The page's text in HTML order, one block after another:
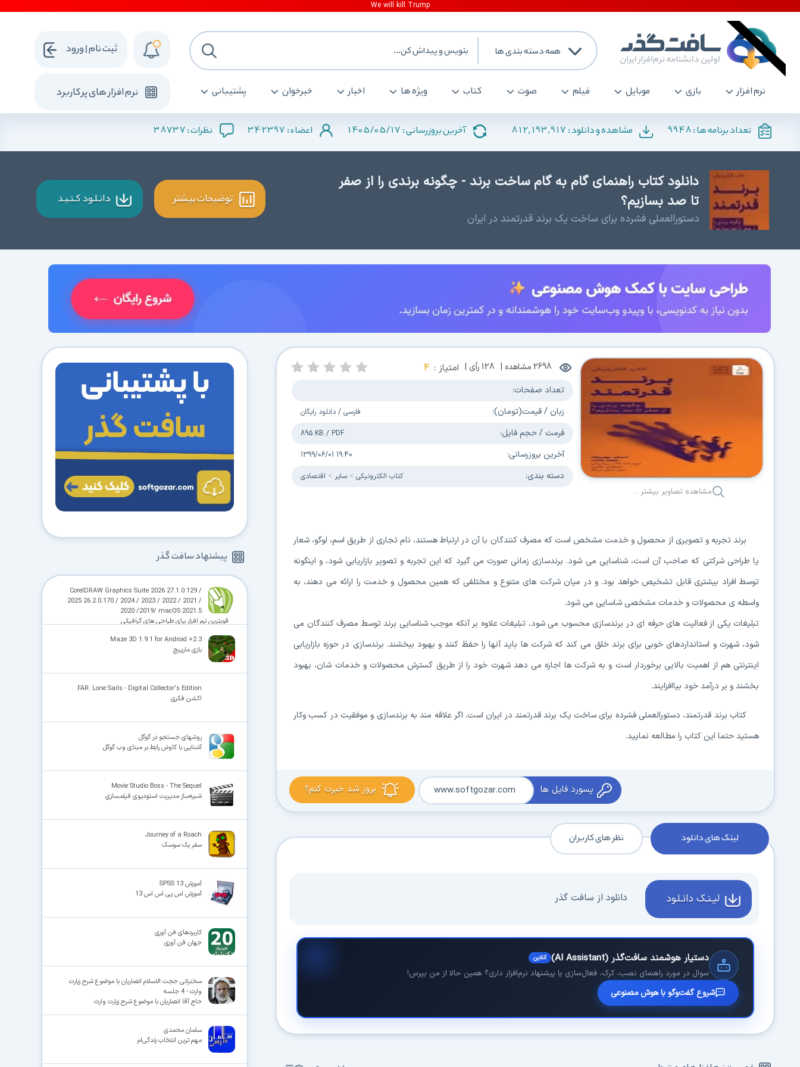
همه دسته بندی ها
نرم افزار بازی موبایل فیلم صوت کتاب ویژه ها اخبار خبرخوان پشتیبانی نرم افزار های پرکاربرد
ثبت نام | ورود
تعداد برنامه ها :9948 مشاهده و دانلود : 812,193,917 آخرین بروزرسانی : 1405/05/17 اعضاء : 342397 نظرات :38737
دانلود کتاب راهنمای گام به گام ساخت برند - چگونه برندی را از صفر
تا صد بسازیم؟
دستورالعملی فشرده برای ساخت یک برند قدرتمند در ایران
توضیحات بیشتر دانـلـود کـنـیـد
مشاهده تصاویر بیشتر ...
2698مشاهده | 128رأی | امتیاز : 4
تعداد صفحات:
زبان / قیمت(تومان):
فارسی / دانلود رایگان
فرمت / حجم فایل: 895 KB / PDF
آخرین بروزرسانی: 1399/06/01 19:40
دسته بندی: كتاب الكترونیکی سایر اقتصادی
برند تجربه و تصویری از محصول و خدمت مشخص است که مصرف کنندگان با آن در ارتباط هستند، نام تجاری از طریق اسم، لوگو، شعار
یا طراحی شرکتی که صاحب آن است، شناسایی می شود. برندسازی زمانی صورت می گیرد که این تجربه و تصویر بازاریابی شود، و اینگونه
توسط افراد بیشتری قابل تشخیص خواهد بود. و در میان شرکت های متنوع و مختلفی که همین محصول و خدمت را ارائه می دهند، به
واسطه ی محصولات و خدمات مشخصی شاسایی می شود.
تبلیغات یکی از فعالیت های حرفه ای در برندسازی محسوب می شود، تبلیغات علاوه بر آنکه موجب شناسایی برند توسط مصرف کنندگان می
شود، شهرت و استانداردهای خوبی برای برند خلق می کند که شرکت ها باید آنها را حفظ کنند و بهبود ببخشند. برندسازی در حوزه بازاریابی
اینترنتی هم از اهمیت بالایی برخوردار است و به شرکت ها اجازه می دهد شهرت خود را از طریق گسترش محصولات و خدمات شان، بهبود
بخشند و بر درآمد خود بیاافزایند.
کتاب برند قدرتمند، دستورالعملی فشرده برای ساخت یک برند قدرتمند در ایران است. اگر علاقه مند به برندسازی و موفقیت در کسب وکار
هستید حتما این کتاب را مطالعه نمایید.
بروز شد خبرت کنم؟ پسورد فایل ها www.softgozar.com
لینک های دانلود نظر های کاربران
لیـنـک دانـلـود دانلود از سافت گذر
دستیار هوشمند سافت‌گذر (AI Assistant) آنلاین
سوال در مورد راهنمای نصب، کرک، فعال‌سازی یا پیشنهاد نرم‌افزار داری؟ همین حالا از من بپرس!
شروع گفت‌وگو با هوش مصنوعی
پیشنهاد سافت گذر
CorelDRAW Graphics Suite 2026 27.1.0.129 /
2025 26.2.0.170 / 2024 / 2023 / 2022 / 2021 /
2020 /2019/ macOS 2021.5
قویترین نرم افزار برای طراحی های گرافیکی
Maze 3D 1.9.1 for Android +2.3
بازی مارپیچ
FAR: Lone Sails - Digital Collector's Edition
اکشن فکری
روشهای جستجو در گوگل
آشنایی با کاوش رابط بر مبنای وب گوگل
Movie Studio Boss - The Sequel
شبیه‌ساز مدیریت استودیوی فیلمسازی
Journey of a Roach
سفر یک سوسک
آموزش SPSS 13
آموزش اس پی اس اس 13
کاربردهای فن آوری
جهان فن آوری
سخنرانی حجت الاسلام انصاریان با موضوع شرح زیارت
وارث - 4 جلسه
حاج آقا انصاریان با موضوع شرح زیارت وارث
سلمان محمدی
مهم ترین انتخاب زندگی‌ام